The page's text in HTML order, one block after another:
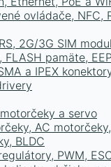
ovládače, NFC,
2G/3G SIM
FLASH pamäte,
a IPEX
a servo
AC
BLDC
PWM,